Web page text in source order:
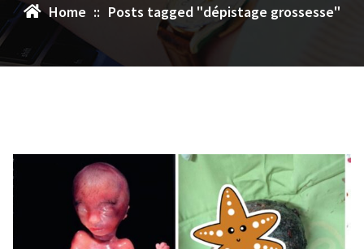
Home :: Posts tagged "dépistage grossesse"